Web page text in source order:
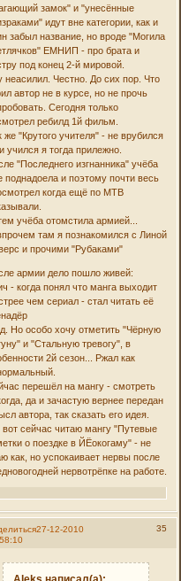
замок" и "унесённые
идут вне категории, как и
забыл название, но вроде "Могила
ЕМНИП - про брата и
под конец 2-й мировой.
неасилил. Честно. До сих пор. Что
автор не в курсе, но не прочь
Сегодня только
ребилд 1й фильм.
же "Крутого учителя" - не врубился
учился я тогда прилежно.
"Последнего изгнанника" учёба
поднадоела и поэтому почти весь
когда ещё по МТВ
учёба отомстила армией...
там я познакомился с Линой
и прочими "Рубаками"
армии дело пошло живей:
- когда понял что манга выходит
чем сериал - стал читать её
Но особо хочу отметить "Чёрную
и "Стальную тревогу", в
2й сезон... Ржал как
перешёл на мангу - смотреть
да и зачастую вернее передан
автора, так сказать его идея.
вот сейчас читаю мангу "Путевые
о поездке в ЙЁокогаму" - не
как, но успокаивает нервы после
нервотрёпке на работе.
35
27-12-2010